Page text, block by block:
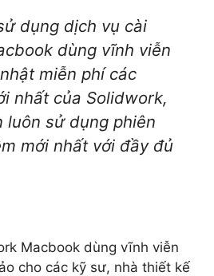
dụng dịch vụ cài
dùng vĩnh viễn
miễn phí các
nhất của Solidwork,
luôn sử dụng phiên
mới nhất với đầy đủ
Macbook dùng vĩnh viễn
cho các kỹ sư, nhà thiết kế